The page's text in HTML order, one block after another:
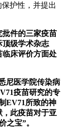
护性，并提出
件的三家疫苗
顶级学术杂志
临床评价方面处
尼医学院传染病
疫苗研究的专
EV71所致的神
此疫苗对于亚
之宝”。